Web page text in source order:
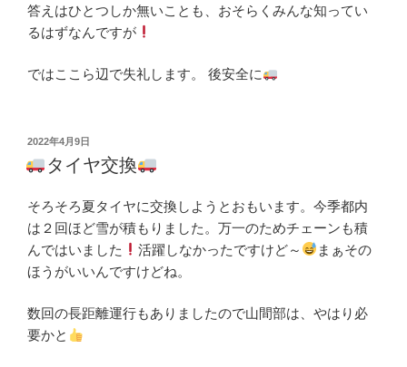
答えはひとつしか無いことも、おそらくみんな知ってい
るはずなんですが
ではここら辺で失礼します。 後安全に
投
稿
日:
2022年4月9日
タイヤ交換
そろそろ夏タイヤに交換しようとおもいます。今季都内
は２回ほど雪が積もりました。万一のためチェーンも積
んではいました
活躍しなかったですけど～
まぁその
ほうがいいんですけどね。
数回の長距離運行もありましたので山間部は、やはり必
要かと